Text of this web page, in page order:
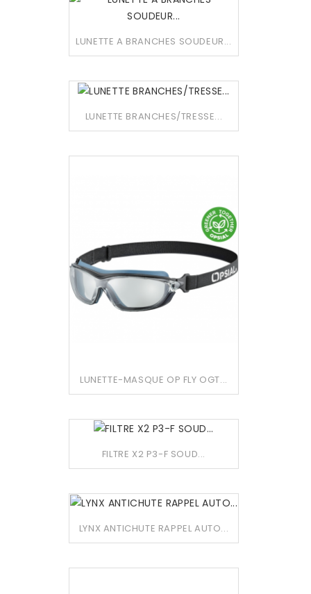
LUNETTE A BRANCHES SOUDEUR...
LUNETTE BRANCHES/TRESSE...
LUNETTE-MASQUE OP FLY OGT...
FILTRE X2 P3-F SOUD...
LYNX ANTICHUTE RAPPEL AUTO...